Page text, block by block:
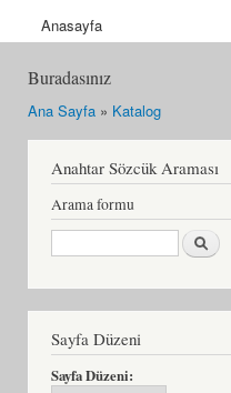
Anasayfa
Buradasınız
Ana Sayfa » Katalog
Anahtar Sözcük Araması
Arama formu
Ara
Sayfa Düzeni
Sayfa Düzeni: